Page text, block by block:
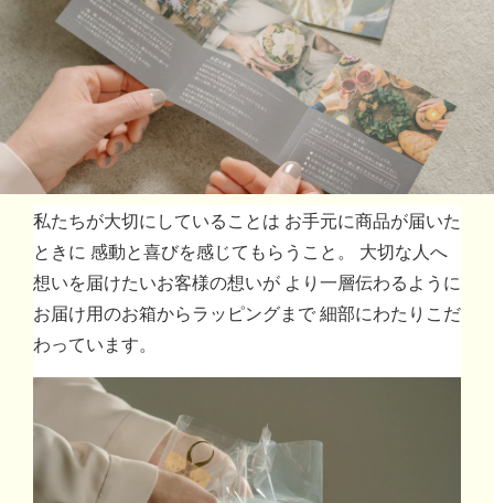
私たちが大切にしていることは お手元に商品が届いた
ときに 感動と喜びを感じてもらうこと。 大切な人へ
想いを届けたいお客様の想いが より一層伝わるように
お届け用のお箱からラッピングまで 細部にわたりこだ
わっています。